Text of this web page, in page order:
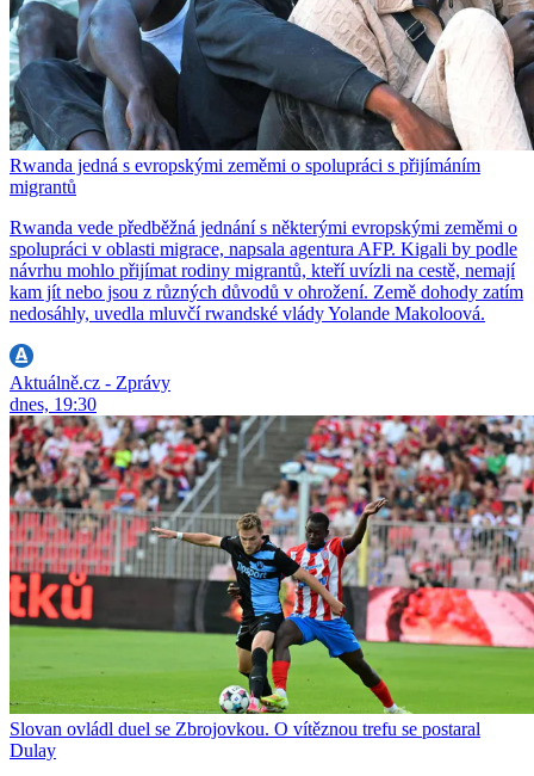
Rwanda jedná s evropskými zeměmi o spolupráci s přijímáním
migrantů
Rwanda vede předběžná jednání s některými evropskými zeměmi o
spolupráci v oblasti migrace, napsala agentura AFP. Kigali by podle
návrhu mohlo přijímat rodiny migrantů, kteří uvízli na cestě, nemají
kam jít nebo jsou z různých důvodů v ohrožení. Země dohody zatím
nedosáhly, uvedla mluvčí rwandské vlády Yolande Makoloová.
Aktuálně.cz - Zprávy
dnes, 19:30
Slovan ovládl duel se Zbrojovkou. O vítěznou trefu se postaral
Dulay